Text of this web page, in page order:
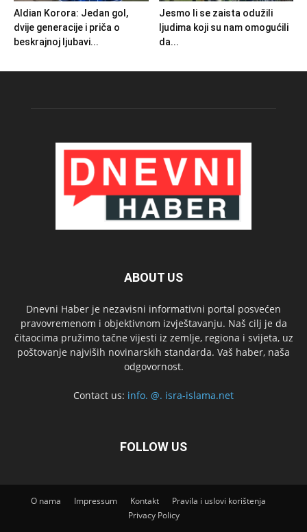
Aldian Korora: Jedan gol,
dvije generacije i priča o
beskrajnoj ljubavi...
Jesmo li se zaista odužili
ljudima koji su nam omogućili
da...
ABOUT US
Dnevni Haber je nezavisni informativni portal posvećen
pravovremenom i objektivnom izvještavanju. Naš cilj je da
čitaocima pružimo tačne vijesti iz zemlje, regiona i svijeta, uz
poštovanje najviših novinarskih standarda. Vaš haber, naša
odgovornost.
Contact us: info. @. isra-islama.net
FOLLOW US
O nama Impressum Kontakt
Pravila i uslovi korištenja
Privacy Policy